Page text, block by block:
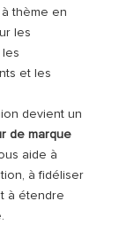
thème en
les
les
et les
devient un
de marque
aide à
à fidéliser
à étendre